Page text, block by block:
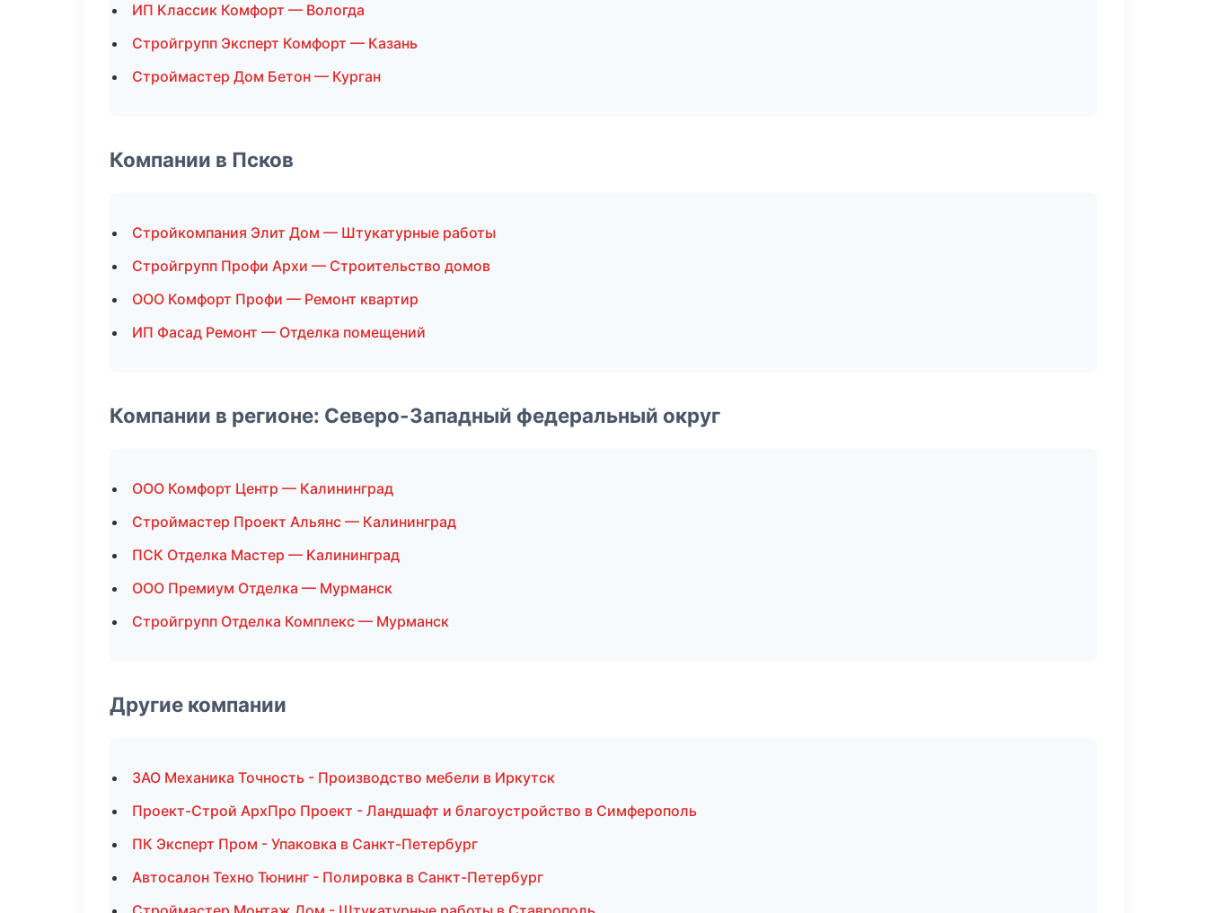
ИП Классик Комфорт — Вологда
Стройгрупп Эксперт Комфорт — Казань
Строймастер Дом Бетон — Курган
Компании в Псков
Стройкомпания Элит Дом — Штукатурные работы
Стройгрупп Профи Архи — Строительство домов
ООО Комфорт Профи — Ремонт квартир
ИП Фасад Ремонт — Отделка помещений
Компании в регионе: Северо-Западный федеральный округ
ООО Комфорт Центр — Калининград
Строймастер Проект Альянс — Калининград
ПСК Отделка Мастер — Калининград
ООО Премиум Отделка — Мурманск
Стройгрупп Отделка Комплекс — Мурманск
Другие компании
ЗАО Механика Точность - Производство мебели в Иркутск
Проект-Строй АрхПро Проект - Ландшафт и благоустройство в Симферополь
ПК Эксперт Пром - Упаковка в Санкт-Петербург
Автосалон Техно Тюнинг - Полировка в Санкт-Петербург